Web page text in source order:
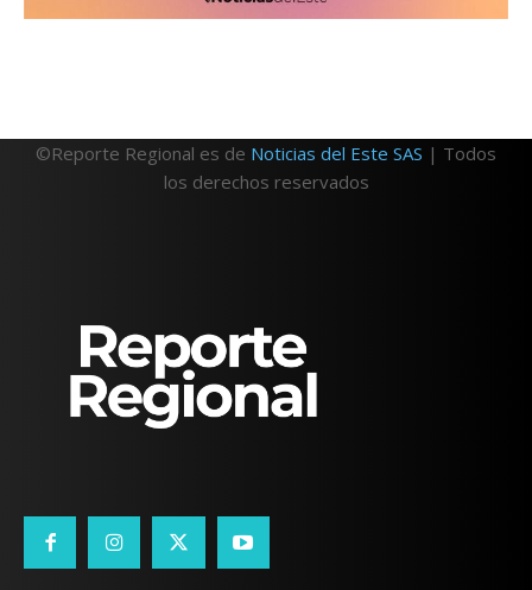
©Reporte Regional es de Noticias del Este SAS | Todos
los derechos reservados